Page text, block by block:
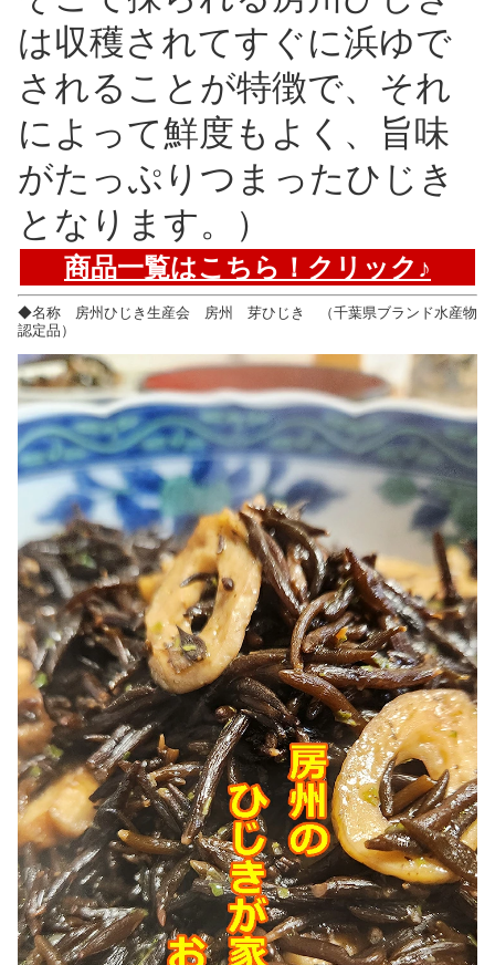
は収穫されてすぐに浜ゆで
されることが特徴で、それ
によって鮮度もよく、旨味
がたっぷりつまったひじき
となります。）
商品一覧はこちら！クリック♪
◆名称 房州ひじき生産会 房州 芽ひじき （千葉県ブランド水産物
認定品）